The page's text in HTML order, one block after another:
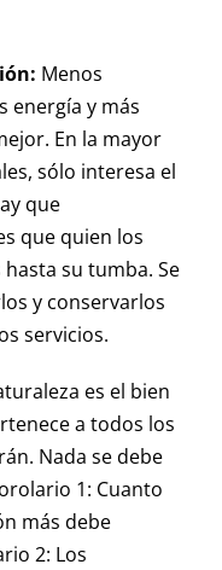
Menos
energía y más
En la mayor
sólo interesa el
que
que quien los
su tumba. Se
y conservarlos
servicios.
es el bien
a todos los
Nada se debe
1: Cuanto
más debe
2: Los